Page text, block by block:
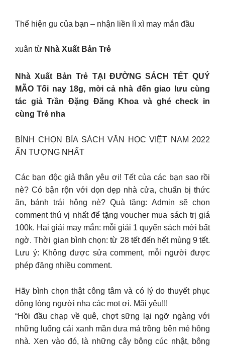
Thể hiện gu của bạn – nhận liền lì xì may mắn đầu
xuân từ Nhà Xuất Bản Trẻ
Nhà Xuất Bản Trẻ TẠI ĐƯỜNG SÁCH TẾT QUÝ
MÃO Tối nay 18g, mời cả nhà đến giao lưu cùng
tác giả Trần Đặng Đăng Khoa và ghé check in
cùng Trẻ nha
BÌNH CHỌN BÌA SÁCH VĂN HỌC VIỆT NAM 2022
ẤN TƯỢNG NHẤT
Các bạn độc giả thân yêu ơi! Tết của các bạn sao rồi
nè? Có bận rộn với dọn dẹp nhà cửa, chuẩn bị thức
ăn, bánh trái hông nè? Quà tặng: Admin sẽ chọn
comment thú vị nhất để tặng voucher mua sách trị giá
100k. Hai giải may mắn: mỗi giải 1 quyển sách mới bất
ngờ. Thời gian bình chọn: từ 28 tết đến hết mùng 9 tết.
Lưu ý: Không được sửa comment, mỗi người được
phép đăng nhiều comment.
Hãy bình chọn thật công tâm và có lý do thuyết phục
động lòng người nha các mọt ơi. Mãi yêu!!!
“Hồi đầu chạp về quê, chợt sững lại ngỡ ngàng với
những luống cải xanh mần dưa má trồng bên mé hông
nhà. Xen vào đó, là những cây bông cúc nhật, bông